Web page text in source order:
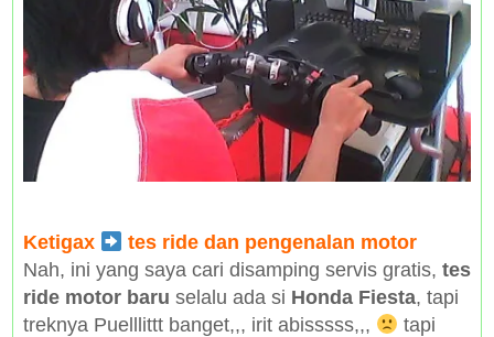
Ketigax
tes ride dan pengenalan motor
Nah, ini yang saya cari disamping servis gratis, tes
ride motor baru selalu ada si Honda Fiesta, tapi
treknya Puelllittt banget,,, irit abisssss,,,
tapi